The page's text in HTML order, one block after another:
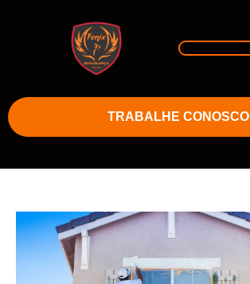
TRABALHE CONOSCO